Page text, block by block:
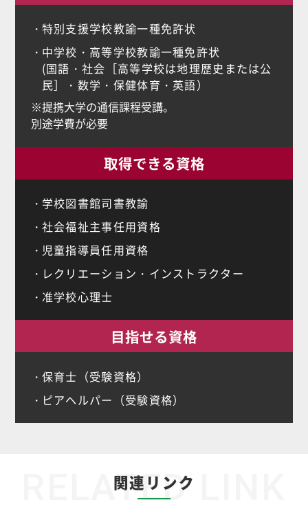
特別支援学校教諭一種免許状
中学校・高等学校教諭一種免許状
(国語・社会［高等学校は地理歴史または公
民］・数学・保健体育・英語）
※提携大学の通信課程受講。
別途学費が必要
取得できる資格
学校図書館司書教諭
社会福祉主事任用資格
児童指導員任用資格
レクリエーション・インストラクター
准学校心理士
目指せる資格
保育士（受験資格）
ピアヘルパー（受験資格）
RELATED LINK
関連リンク